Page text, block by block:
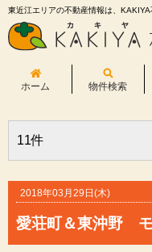
東近江エリアの不動産情報は、
ホーム 物件検索
11件
2018年03月29日(木)
愛荘町＆東沖野